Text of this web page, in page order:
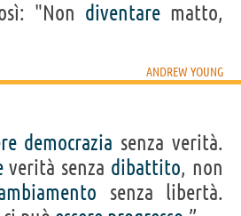
"Non diventare matto,
ANDREW YOUNG
democrazia senza verità.
verità senza dibattito, non
senza libertà.